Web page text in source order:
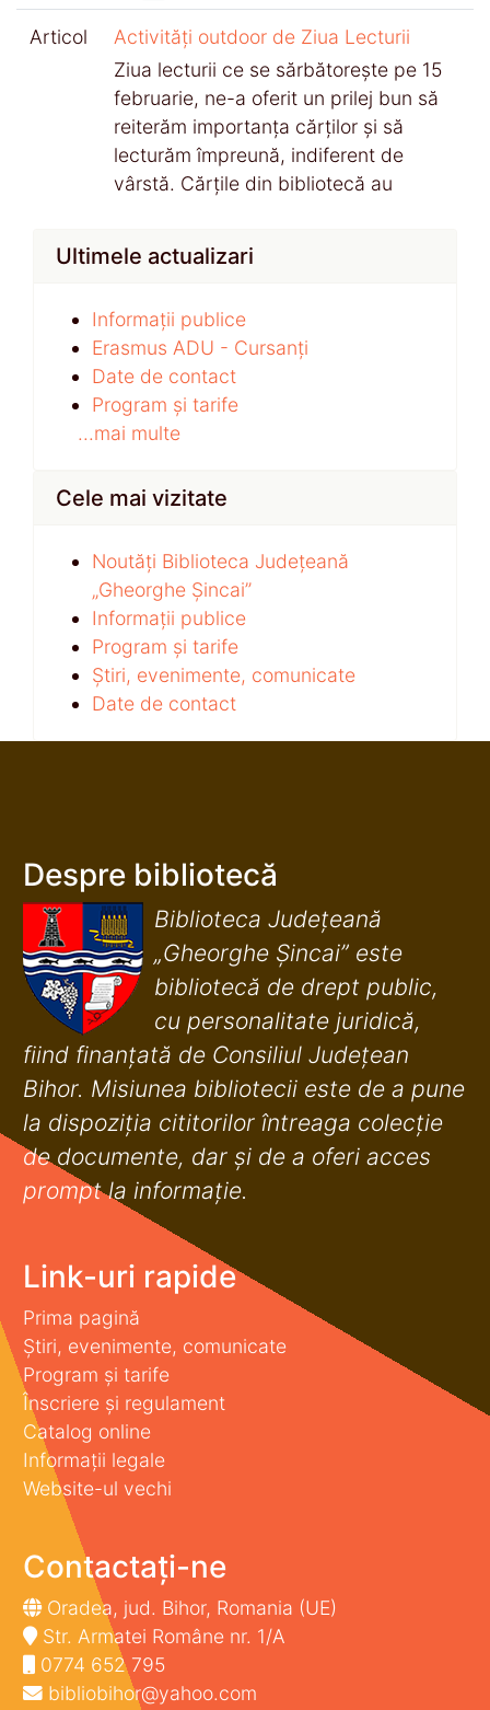
Articol
Activități outdoor de Ziua Lecturii
Ziua lecturii ce se sărbătorește pe 15
februarie, ne-a oferit un prilej bun să
reiterăm importanța cărților și să
lecturăm împreună, indiferent de
vârstă. Cărțile din bibliotecă au
Ultimele actualizari
Informații publice
Erasmus ADU - Cursanți
Date de contact
Program și tarife
...mai multe
Cele mai vizitate
Noutăți Biblioteca Județeană
„Gheorghe Șincai”
Informații publice
Program și tarife
Știri, evenimente, comunicate
Date de contact
Despre bibliotecă
Biblioteca Județeană
„Gheorghe Șincai” este
bibliotecă de drept public,
cu personalitate juridică,
fiind finanţată de Consiliul Judeţean
Bihor. Misiunea bibliotecii este de a pune
la dispoziţia cititorilor întreaga colecţie
de documente, dar şi de a oferi acces
prompt la informaţie.
Link-uri rapide
Prima pagină
Știri, evenimente, comunicate
Program și tarife
Înscriere și regulament
Catalog online
Informații legale
Website-ul vechi
Contactați-ne
Oradea, jud. Bihor, Romania (UE)
Str. Armatei Române nr. 1/A
0774 652 795
bibliobihor@yahoo.com